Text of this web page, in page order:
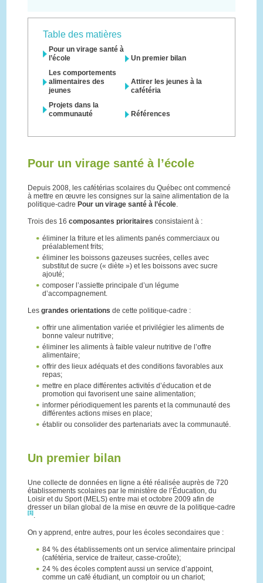
Table des matières
Pour un virage santé à
l’école
Un premier bilan
Les comportements
alimentaires des
jeunes
Attirer les jeunes à la
cafétéria
Projets dans la
communauté
Références
Pour un virage santé à l’école
Depuis 2008, les cafétérias scolaires du Québec ont commencé
à mettre en œuvre les consignes sur la saine alimentation de la
politique-cadre Pour un virage santé à l’école.
Trois des 16 composantes prioritaires consistaient à :
éliminer la friture et les aliments panés commerciaux ou
préalablement frits;
éliminer les boissons gazeuses sucrées, celles avec
substitut de sucre (« diète ») et les boissons avec sucre
ajouté;
composer l’assiette principale d’un légume
d’accompagnement.
Les grandes orientations de cette politique-cadre :
offrir une alimentation variée et privilégier les aliments de
bonne valeur nutritive;
éliminer les aliments à faible valeur nutritive de l’offre
alimentaire;
offrir des lieux adéquats et des conditions favorables aux
repas;
mettre en place différentes activités d’éducation et de
promotion qui favorisent une saine alimentation;
informer périodiquement les parents et la communauté des
différentes actions mises en place;
établir ou consolider des partenariats avec la communauté.
Un premier bilan
Une collecte de données en ligne a été réalisée auprès de 720
établissements scolaires par le ministère de l’Éducation, du
Loisir et du Sport (MELS) entre mai et octobre 2009 afin de
dresser un bilan global de la mise en œuvre de la politique-cadre
[1] .
On y apprend, entre autres, pour les écoles secondaires que :
84 % des établissements ont un service alimentaire principal
(cafétéria, service de traiteur, casse-croûte);
24 % des écoles comptent aussi un service d’appoint,
comme un café étudiant, un comptoir ou un chariot;